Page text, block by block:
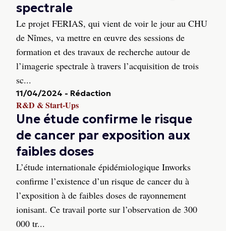
spectrale
Le projet FERIAS, qui vient de voir le jour au CHU
de Nîmes, va mettre en œuvre des sessions de
formation et des travaux de recherche autour de
l’imagerie spectrale à travers l’acquisition de trois
sc...
11/04/2024 - Rédaction
R&D & Start-Ups
Une étude confirme le risque
de cancer par exposition aux
faibles doses
L’étude internationale épidémiologique Inworks
confirme l’existence d’un risque de cancer du à
l’exposition à de faibles doses de rayonnement
ionisant. Ce travail porte sur l’observation de 300
000 tr...